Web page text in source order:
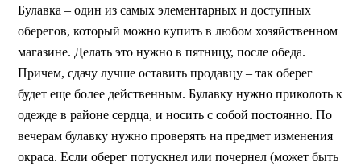
Булавка – один из самых элементарных и доступных
оберегов, который можно купить в любом хозяйственном
магазине. Делать это нужно в пятницу, после обеда.
Причем, сдачу лучше оставить продавцу – так оберег
будет еще более действенным. Булавку нужно приколоть к
одежде в районе сердца, и носить с собой постоянно. По
вечерам булавку нужно проверять на предмет изменения
окраса. Если оберег потускнел или почернел (может быть